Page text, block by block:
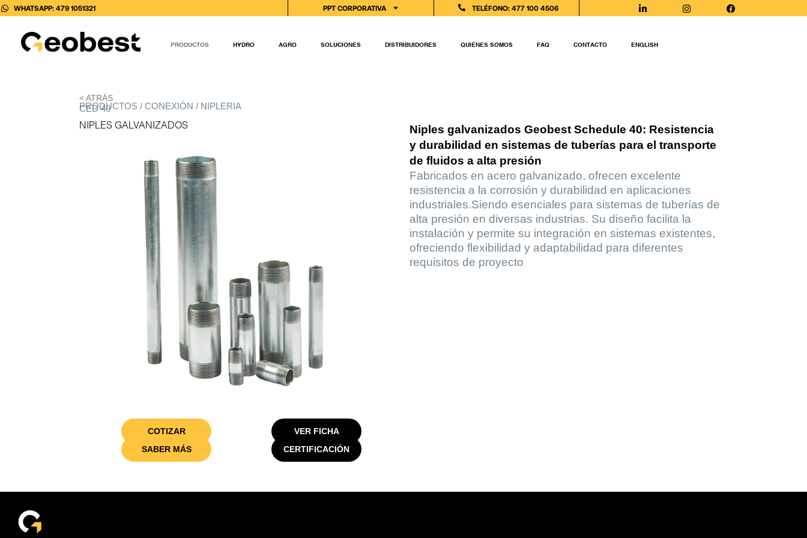
Ir
contenido
WHATSAPP: 479 1051321 PPT CORPORATIVA TELÉFONO: 477 100 4506
PRODUCTOS HYDRO AGRO SOLUCIONES DISTRIBUIDORES QUIÉNES SOMOS FAQ CONTACTO ENGLISH
< ATRÁS
PRODUCTOS / CONEXIÓN / NIPLERIA
CED 40
NIPLES GALVANIZADOS
COTIZAR
VER FICHA
SABER MÁS
CERTIFICACIÓN
Niples galvanizados Geobest Schedule 40: Resistencia
y durabilidad en sistemas de tuberías para el transporte
de fluidos a alta presión
Fabricados en acero galvanizado, ofrecen excelente
resistencia a la corrosión y durabilidad en aplicaciones
industriales.Siendo esenciales para sistemas de tuberías de
alta presión en diversas industrias. Su diseño facilita la
instalación y permite su integración en sistemas existentes,
ofreciendo flexibilidad y adaptabilidad para diferentes
requisitos de proyecto​